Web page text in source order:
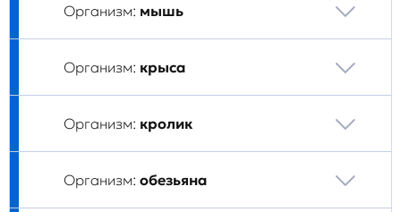
Организм: мышь
Организм: крыса
Организм: кролик
Организм: обезьяна